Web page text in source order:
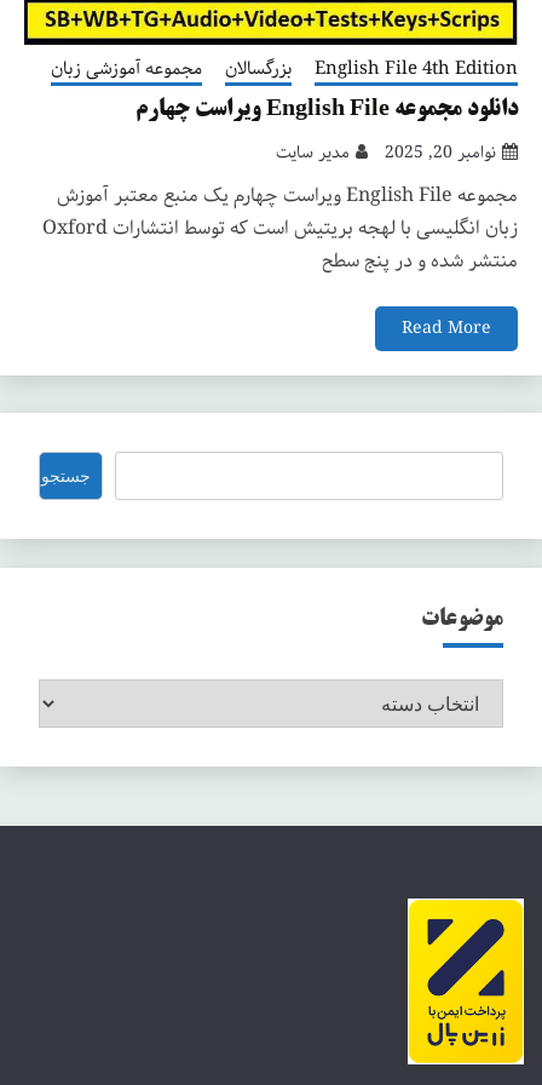
English File 4th Edition بزرگسالان مجموعه آموزشی زبان
دانلود مجموعه English File ویراست چهارم
نوامبر 20, 2025 مدیر سایت
مجموعه English File ویراست چهارم یک منبع معتبر آموزش
زبان انگلیسی با لهجه بریتیش است که توسط انتشارات Oxford
منتشر شده و در پنج سطح
Read More
جستجو جستجو
موضوعات
موضوعات